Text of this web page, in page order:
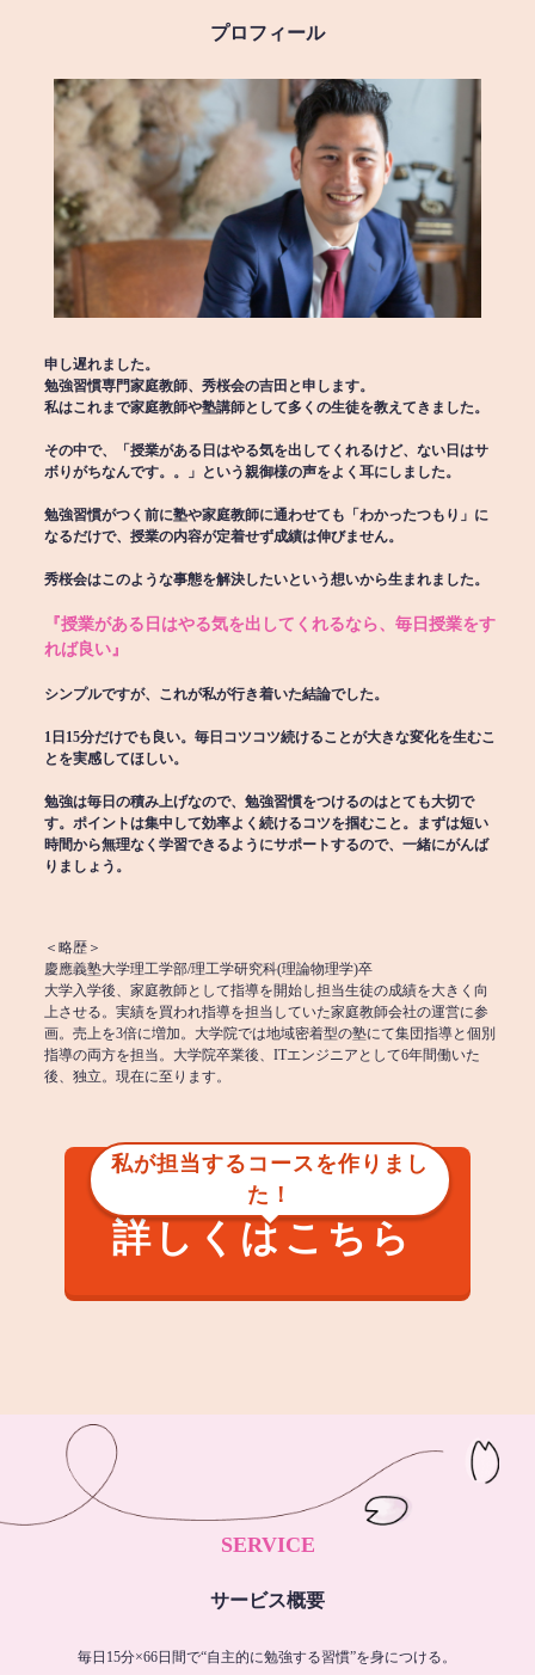
プロフィール
申し遅れました。
勉強習慣専門家庭教師、秀桜会の吉田と申します。
私はこれまで家庭教師や塾講師として多くの生徒を教えてきました。
その中で、「授業がある日はやる気を出してくれるけど、ない日はサ
ボりがちなんです。。」という親御様の声をよく耳にしました。
勉強習慣がつく前に塾や家庭教師に通わせても「わかったつもり」に
なるだけで、授業の内容が定着せず成績は伸びません。
秀桜会はこのような事態を解決したいという想いから生まれました。
『授業がある日はやる気を出してくれるなら、毎日授業をす
れば良い』
シンプルですが、これが私が行き着いた結論でした。
1日15分だけでも良い。毎日コツコツ続けることが大きな変化を生むこ
とを実感してほしい。
勉強は毎日の積み上げなので、勉強習慣をつけるのはとても大切で
す。ポイントは集中して効率よく続けるコツを掴むこと。まずは短い
時間から無理なく学習できるようにサポートするので、一緒にがんば
りましょう。
＜略歴＞
慶應義塾大学理工学部/理工学研究科(理論物理学)卒
大学入学後、家庭教師として指導を開始し担当生徒の成績を大きく向
上させる。実績を買われ指導を担当していた家庭教師会社の運営に参
画。売上を3倍に増加。大学院では地域密着型の塾にて集団指導と個別
指導の両方を担当。大学院卒業後、ITエンジニアとして6年間働いた
後、独立。現在に至ります。
私が担当するコースを作りまし
た！
詳しくはこちら
SERVICE
サービス概要
毎日15分×66日間で“自主的に勉強する習慣”を身につける。